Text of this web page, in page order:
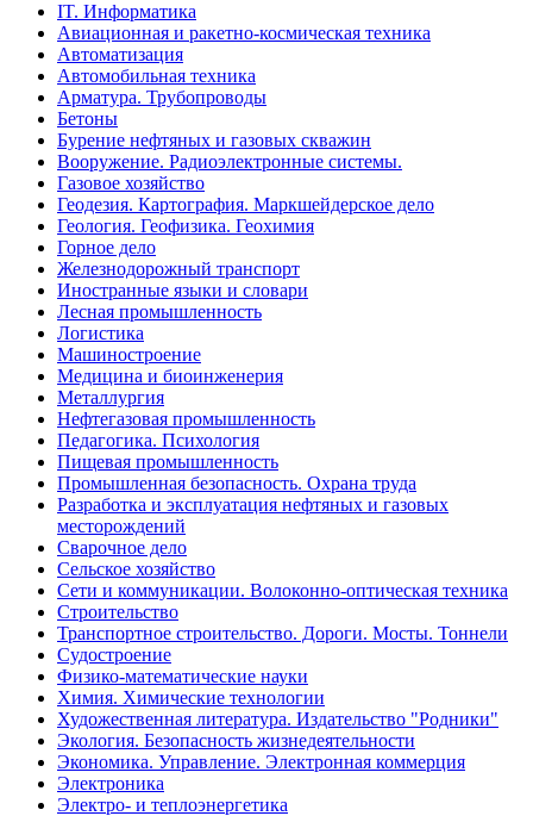
IT. Информатика
Авиационная и ракетно-космическая техника
Автоматизация
Автомобильная техника
Арматура. Трубопроводы
Бетоны
Бурение нефтяных и газовых скважин
Вооружение. Радиоэлектронные системы.
Газовое хозяйство
Геодезия. Картография. Маркшейдерское дело
Геология. Геофизика. Геохимия
Горное дело
Железнодорожный транспорт
Иностранные языки и словари
Лесная промышленность
Логистика
Машиностроение
Медицина и биоинженерия
Металлургия
Нефтегазовая промышленность
Педагогика. Психология
Пищевая промышленность
Промышленная безопасность. Охрана труда
Разработка и эксплуатация нефтяных и газовых
месторождений
Сварочное дело
Сельское хозяйство
Сети и коммуникации. Волоконно-оптическая техника
Строительство
Транспортное строительство. Дороги. Мосты. Тоннели
Судостроение
Физико-математические науки
Химия. Химические технологии
Художественная литература. Издательство "Родники"
Экология. Безопасность жизнедеятельности
Экономика. Управление. Электронная коммерция
Электроника
Электро- и теплоэнергетика